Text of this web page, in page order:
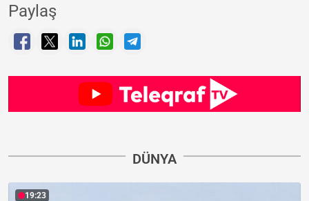
Paylaş
DÜNYA
19:23